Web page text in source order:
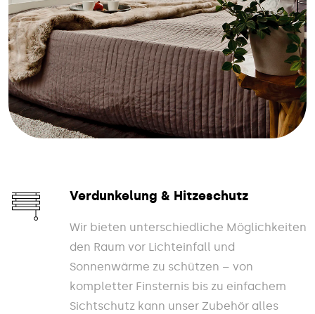
Verdunkelung & Hitzeschutz
Wir bieten unterschiedliche Möglichkeiten
den Raum vor Lichteinfall und
Sonnenwärme zu schützen – von
kompletter Finsternis bis zu einfachem
Sichtschutz kann unser Zubehör alles